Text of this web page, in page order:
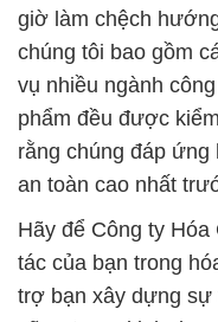
giờ làm chệch
chúng tôi bao gồm
vụ nhiều ngành
phẩm đều được
rằng chúng đáp
an toàn cao nhất
Hãy để Công ty
tác của bạn trong
trợ bạn xây dựng sự